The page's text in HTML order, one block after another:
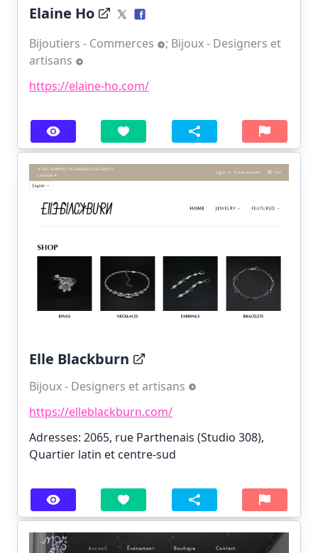
Elaine Ho
Bijoutiers - Commerces ; Bijoux - Designers et
artisans
https://elaine-ho.com/
Elle Blackburn
Bijoux - Designers et artisans
https://elleblackburn.com/
Adresses: 2065, rue Parthenais (Studio 308),
Quartier latin et centre-sud